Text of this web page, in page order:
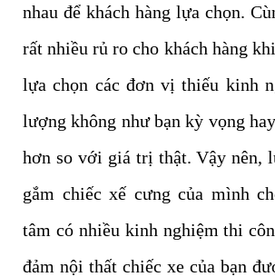
nhau để khách hàng lựa chọn.
rất nhiều rủ ro cho khách hàng
lựa chọn các đơn vị thiếu kinh
lượng không như bạn kỳ vọng
hơn so với giá trị thật. Vậy nên,
gắm chiếc xế cưng của mình
tâm có nhiều kinh nghiệm thi
đảm nội thất chiếc xe của bạn